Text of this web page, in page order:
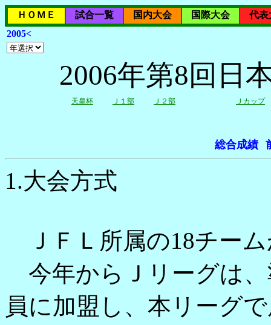
ＨＯＭＥ 試合一覧 国内大会 国際大会
代表
2005<
2006年第8回日
天皇杯 Ｊ１部 Ｊ２部 Ｊカップ
総合成績
1.大会方式
ＪＦＬ所属の18チー
今年からＪリーグは
員に加盟し、本リーグ